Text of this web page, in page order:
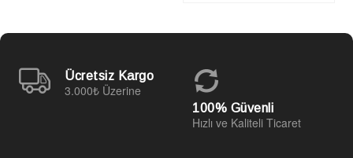
Ücretsiz Kargo
3.000₺ Üzerine
100% Güvenli
Hızlı ve Kaliteli Ticaret